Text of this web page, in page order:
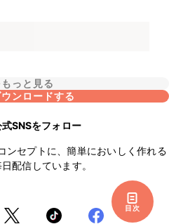
目次
っと見る
ンロードする
SNSをフォロー
ンセプトに、簡単においしく作れる
配信しています。